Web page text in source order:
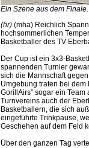
Ein Szene aus dem
(hr) (mha) Reichlich
hochsommerlichen
Basketballer des TV
Der Cup ist ein 3x3-
spannenden Turnier
sich die Mannschaft
Umgebung traten bei dem
GorillAirs” sogar ein
Turnvereins auch der
Basketballern, die sich
eingeführte Trinkpause,
Geschehen auf dem Feld
Über den ganzen Tag